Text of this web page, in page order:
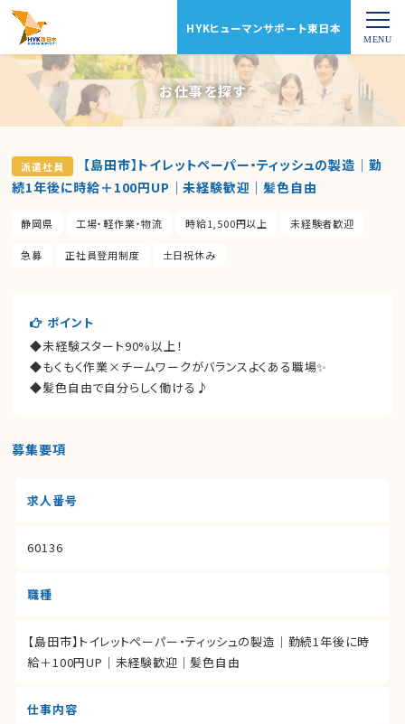
HYKヒューマンサポート東日本
お仕事を探す
派遣社員
【島田市】トイレットペーパー・ティッシュの製造｜勤
続1年後に時給＋100円UP｜未経験歓迎｜髪色自由
静岡県 工場・軽作業・物流 時給1,500円以上 未経験者歓迎
急募 正社員登用制度 土日祝休み
ポイント
◆未経験スタート90%以上！
◆もくもく作業×チームワークがバランスよくある職場✨
◆髪色自由で自分らしく働ける♪
募集要項
求人番号
60136
職種
【島田市】トイレットペーパー・ティッシュの製造｜勤続1年後に時
給＋100円UP｜未経験歓迎｜髪色自由
仕事内容